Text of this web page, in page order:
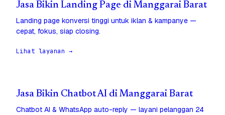
Jasa Bikin Landing Page di Manggarai Barat
Landing page konversi tinggi untuk iklan & kampanye —
cepat, fokus, siap closing.
Lihat layanan →
Jasa Bikin Chatbot AI di Manggarai Barat
Chatbot AI & WhatsApp auto-reply — layani pelanggan 24